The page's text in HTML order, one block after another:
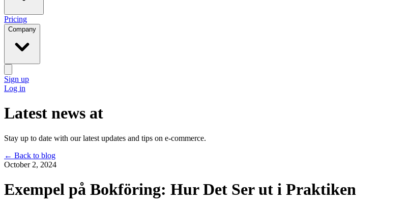
Pricing
Company
Sign up
Log in
Latest news at
Stay up to date with our latest updates and tips on e-commerce.
← Back to blog
October 2, 2024
Exempel på Bokföring: Hur Det Ser ut i Praktiken